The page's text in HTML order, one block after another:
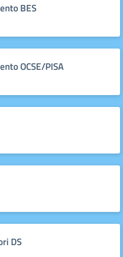
BES
OCSE/PISA
DS